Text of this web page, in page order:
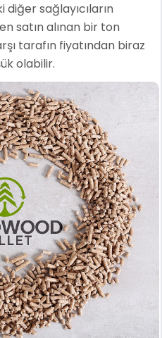
sağlayıcıların
satın alınan bir ton
tarafın fiyatından biraz
olabilir.